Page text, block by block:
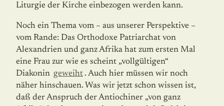
Liturgie der Kirche einbezogen werden kann.
Noch ein Thema vom – aus unserer Perspektive –
vom Rande: Das Orthodoxe Patriarchat von
Alexandrien und ganz Afrika hat zum ersten Mal
eine Frau zur wie es scheint „vollgültigen“
Diakonin geweiht . Auch hier müssen wir noch
näher hinschauen. Was wir jetzt schon wissen ist,
daß der Anspruch der Antiochiner „von ganz